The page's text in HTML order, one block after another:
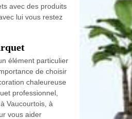
avec des produits
lui vous restez
élément particulier
de choisir
chaleureuse
professionnel,
Vaucourtois, à
vous aider